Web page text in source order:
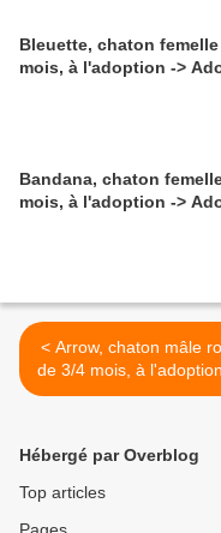
Bleuette, chaton
mois, à l'adoption ->
Bandana, chaton
mois, à l'adoption ->
< Arrow, chaton mâle roux
de 3/4 mois, à l'adoption
adopté
Hébergé par Overblog
Top articles